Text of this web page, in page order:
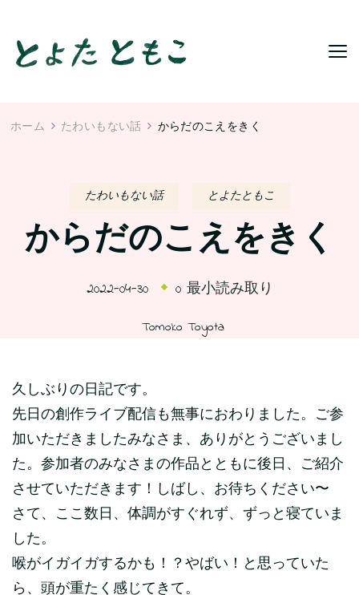
ホーム たわいもない話 からだのこえをきく
たわいもない話 とよたともこ
からだのこえをきく
2022-04-30 0 最小読み取り
Tomoko Toyota
久しぶりの日記です。
先日の創作ライブ配信も無事におわりました。ご参
加いただきましたみなさま、ありがとうございまし
た。参加者のみなさまの作品とともに後日、ご紹介
させていただきます！しばし、お待ちください〜
さて、ここ数日、体調がすぐれず、ずっと寝ていま
した。
喉がイガイガするかも！？やばい！と思っていた
ら、頭が重たく感じてきて。